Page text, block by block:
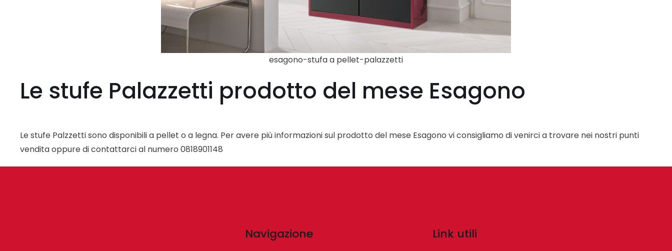
esagono-stufa a pellet-palazzetti
Le stufe Palazzetti prodotto del mese Esagono
Le stufe Palzzetti sono disponibili a pellet o a legna. Per avere più informazioni sul prodotto del mese Esagono vi consigliamo di venirci a trovare nei nostri punti
vendita oppure di contattarci al numero 0818901148
Navigazione Link utili